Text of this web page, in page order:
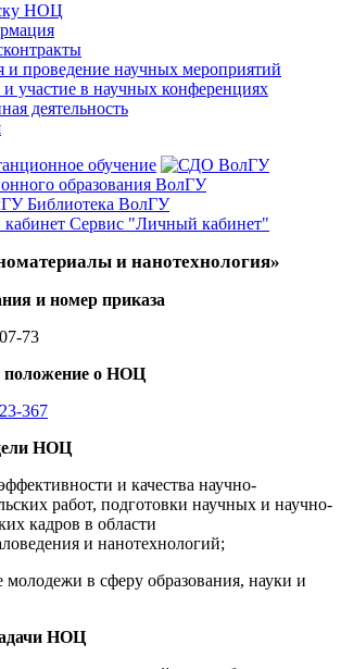
НОЦ
и проведение научных мероприятий
участие в научных конференциях
деятельность
обучение
образования ВолГУ
Библиотека ВолГУ
Сервис "Личный кабинет"
и нанотехнология»
и номер приказа
73
положение о НОЦ
367
НОЦ
и качества научно-
работ, подготовки научных и научно-
кадров в области
и нанотехнологий;
молодежи в сферу образования, науки и
НОЦ